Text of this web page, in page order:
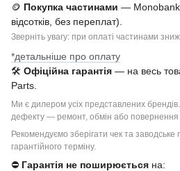
🪙 Покупка частинами — Monobank
відсотків, без переплат).
Зверніть увагу: при оплаті частинами
*детальніше про оплату
🛠 Офіційна гарантія — на весь
Parts.
Ми є дилером усіх представлених
дефекту — ремонт, обмін або повернення
Рекомендуємо зберігати чек та
гарантійного терміну.
⛔ Гарантія не поширюється на: